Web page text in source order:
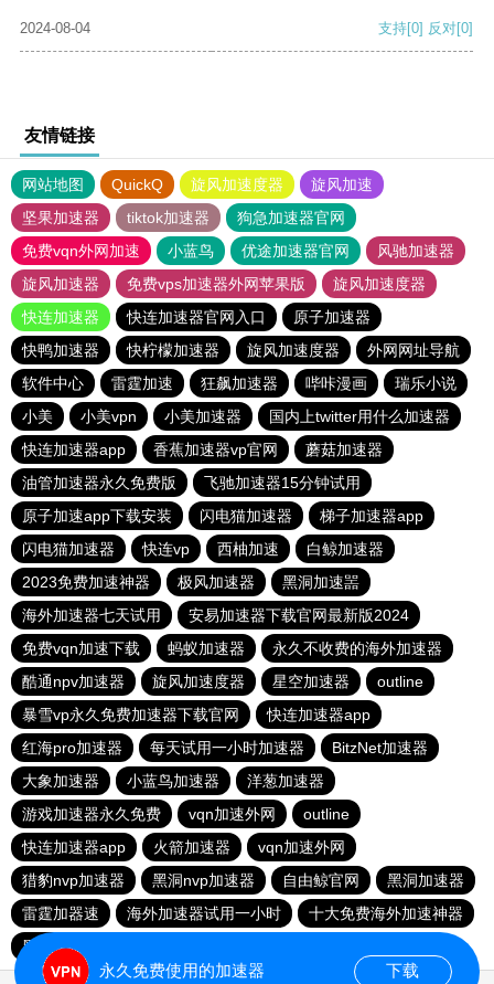
2024-08-04 支持[0] 反对[0]
友情链接
网站地图 QuickQ 旋风加速度器
旋风加速
坚果加速器
tiktok加速器
狗急加速器官网
免费vqn外网加速
小蓝鸟 优途加速器官网
风驰加速器
旋风加速器
免费vps加速器外网苹果版
旋风加速度器
快连加速器
快连加速器官网入口
原子加速器
快鸭加速器
快柠檬加速器 旋风加速度器
外网网址导航
软件中心
雷霆加速 狂飙加速器 哔咔漫画
瑞乐小说
小美
小美vpn 小美加速器
国内上twitter用什么加速器
快连加速器app
香蕉加速器vp官网
蘑菇加速器
油管加速器永久免费版
飞驰加速器15分钟试用
原子加速app下载安装
闪电猫加速器
梯子加速器app
闪电猫加速器
快连vp 西柚加速
白鲸加速器
2023免费加速神器
极风加速器
黑洞加速噐
海外加速器七天试用
安易加速器下载官网最新版2024
免费vqn加速下载
蚂蚁加速器
永久不收费的海外加速器
酷通npv加速器
旋风加速度器 星空加速器
outline
暴雪vp永久免费加速器下载官网
快连加速器app
红海pro加速器
每天试用一小时加速器
BitzNet加速器
大象加速器
小蓝鸟加速器
洋葱加速器
游戏加速器永久免费
vqn加速外网
outline
快连加速器app
火箭加速器
vqn加速外网
猎豹nvp加速器
黑洞nvp加速器 自由鲸官网
黑洞加速器
雷霆加器速
海外加速器试用一小时
十大免费海外加速神器
黑洞加速器下载永久免费版
永久免费使用的加速器 下载